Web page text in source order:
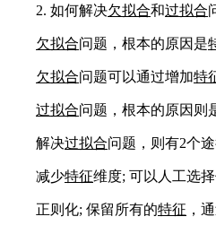
2. 如何解决欠拟合和过拟合
欠拟合问题，根本的原因是
欠拟合问题可以通过增加特
过拟合问题，根本的原因则
解决过拟合问题，则有2个
减少特征维度; 可以人工选
正则化; 保留所有的特征 ，